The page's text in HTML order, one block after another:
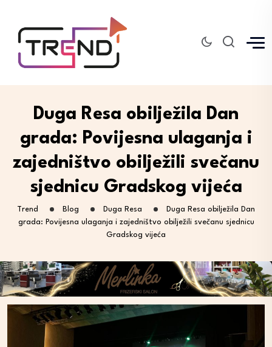
Duga Resa obilježila Dan
grada: Povijesna ulaganja i
zajedništvo obilježili svečanu
sjednicu Gradskog vijeća
Trend Blog Duga Resa
Duga Resa obilježila Dan
grada: Povijesna ulaganja i zajedništvo obilježili svečanu sjednicu
Gradskog vijeća